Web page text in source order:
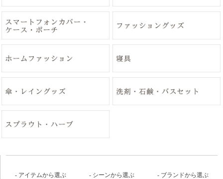
アイテムから選ぶ シーンから選ぶ ブランドから選ぶ